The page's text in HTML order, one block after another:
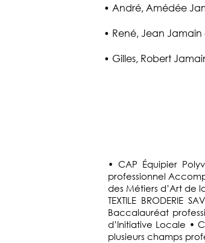
• André, Amédée
• René, Jean
• Gilles, Robert
• CAP Équipier
professionnel
des Métiers d’Art de
TEXTILE
Baccalauréat
d’Initiative Locale •
plusieurs champs